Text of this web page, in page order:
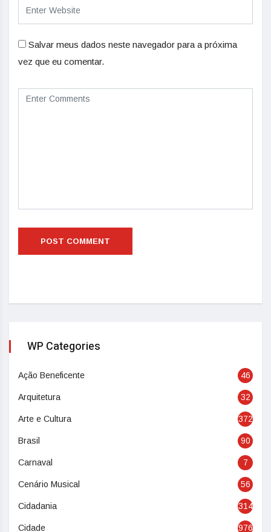
Salvar meus dados neste navegador para a próxima
vez que eu comentar.
WP Categories
Ação Beneficente 46
Arquitetura 32
Arte e Cultura 372
Brasil 90
Carnaval 7
Cenário Musical 56
Cidadania 314
Cidade 976